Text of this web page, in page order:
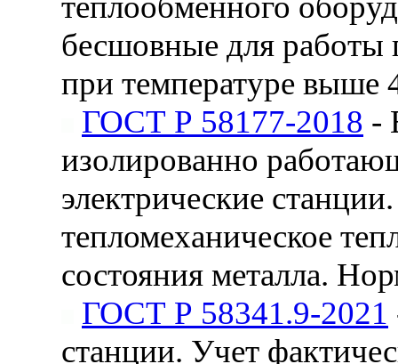
бесшовные для
при температуре выше
ГОСТ Р 58177-2018 -
изолированно
электрические
тепломеханическое
состояния металла.
ГОСТ Р 58341.9-2021
станции. Учет